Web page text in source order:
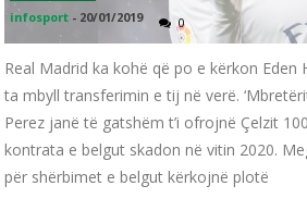
infosport - 20/01/2019 0
Real Madrid ka kohë që po e kërkon Eden
ta mbyll transferimin e tij në verë.
Perez janë të gatshëm t’i ofrojnë Çelzit
kontrata e belgut skadon në vitin 2020.
për shërbimet e belgut kërkojnë plotë